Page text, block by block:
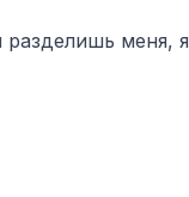
меня, я